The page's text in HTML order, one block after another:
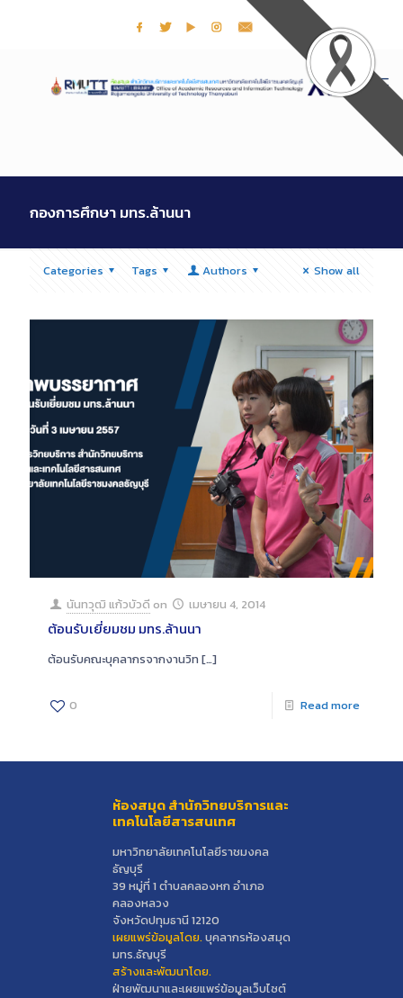
กองการศึกษา มทร.ล้านนา
Categories Tags Authors Show all
นันทวุฒิ แก้วบัวดี on เมษายน 4, 2014
ต้อนรับเยี่ยมชม มทร.ล้านนา
ต้อนรับคณะบุคลากรจากงานวิท […]
0 Read more
ห้องสมุด สำนักวิทยบริการและ
เทคโนโลยีสารสนเทศ
มหาวิทยาลัยเทคโนโลยีราชมงคล
ธัญบุรี
39 หมู่ที่ 1 ตำบลคลองหก อำเภอ
คลองหลวง
จังหวัดปทุมธานี 12120
เผยแพร่ข้อมูลโดย.บุคลากรห้องสมุด
มทร.ธัญบุรี
สร้างและพัฒนาโดย.
ฝ่ายพัฒนาและเผยแพร่ข้อมูลเว็บไซต์